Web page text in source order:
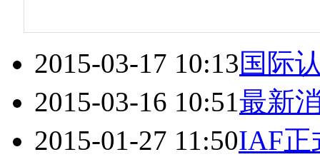
2015-03-17 10:13国际
2015-03-16 10:51最新
2015-01-27 11:50IAF正